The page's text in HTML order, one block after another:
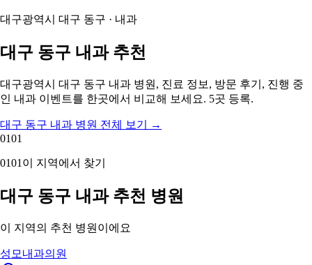
대구광역시 대구 동구 · 내과
대구 동구 내과 추천
대구광역시 대구 동구 내과 병원, 진료 정보, 방문 후기, 진행 중
인 내과 이벤트를 한곳에서 비교해 보세요. 5곳 등록.
대구 동구 내과 병원 전체 보기
→
0101
0101 이 지역에서 찾기
대구 동구 내과 추천 병원
이 지역의 추천 병원이에요
성모내과의원